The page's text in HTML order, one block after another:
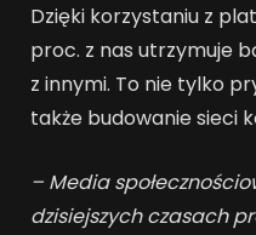
Dzięki korzystaniu z
proc. z nas utrzymuje
z innymi. To nie tylko
także budowanie sieci
– Media
dzisiejszych czasach